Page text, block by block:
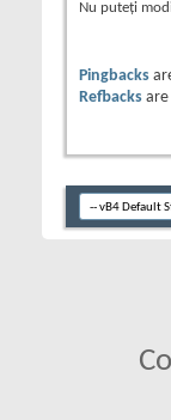
Nu puteţi
Pingbacks
Refbacks are